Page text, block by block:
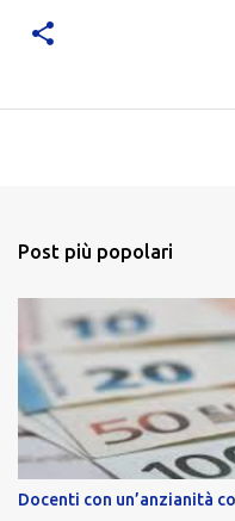
Post più popolari
Docenti con un’anzianità